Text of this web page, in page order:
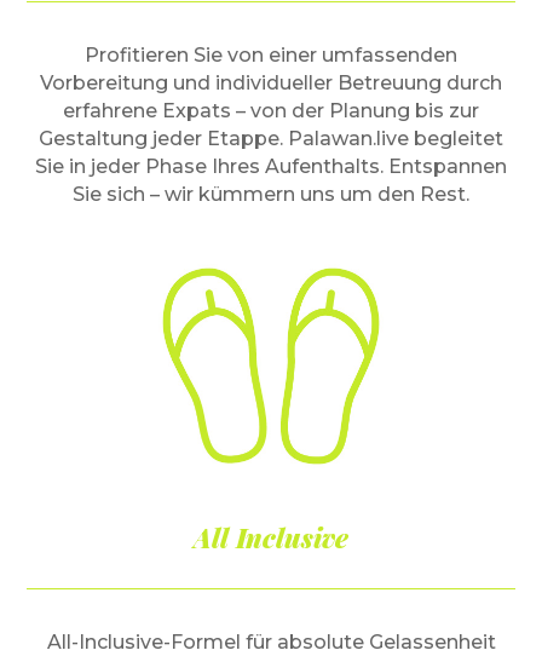
Profitieren Sie von einer umfassenden
Vorbereitung und individueller Betreuung durch
erfahrene Expats – von der Planung bis zur
Gestaltung jeder Etappe. Palawan.live begleitet
Sie in jeder Phase Ihres Aufenthalts. Entspannen
Sie sich – wir kümmern uns um den Rest.
All Inclusive
All-Inclusive-Formel für absolute Gelassenheit